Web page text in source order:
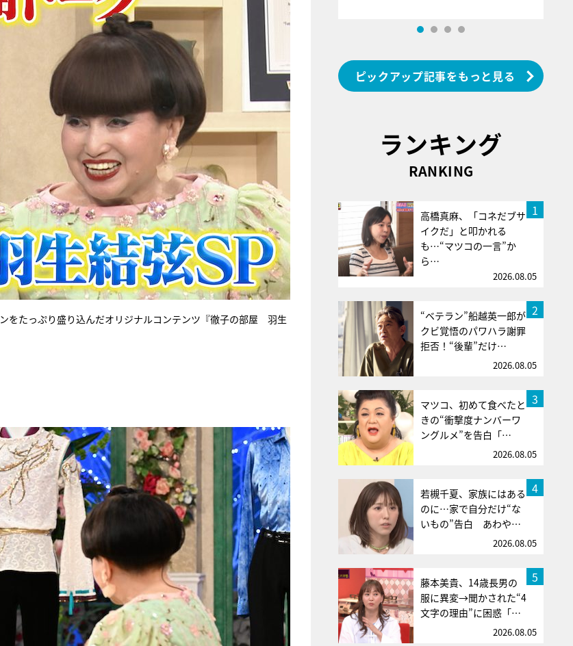
をたっぷり盛り込んだオリジナルコンテンツ『徹子の部屋 羽生
ピックアップ記事をもっと見る
ランキング
RANKING
1
高橋真麻、「コネだブサ
イクだ」と叩かれる
も…“マツコの一言”か
ら…
2026.08.05
2
“ベテラン”船越英一郎が
クビ覚悟のパワハラ謝罪
拒否！“後輩”だけ…
2026.08.05
3
マツコ、初めて食べたと
きの“衝撃度ナンバーワ
ングルメ”を告白「…
2026.08.05
4
若槻千夏、家族にはある
のに…家で自分だけ“な
いもの”告白 あわや…
2026.08.05
5
藤本美貴、14歳長男の
服に異変→聞かされた“4
文字の理由”に困惑「…
2026.08.05